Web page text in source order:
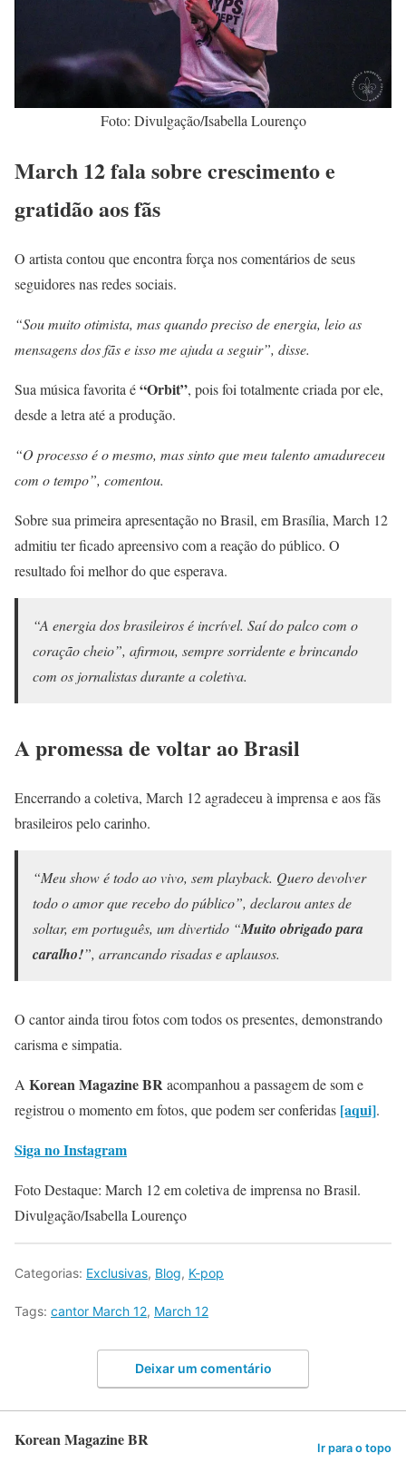
Foto: Divulgação/Isabella Lourenço
March 12 fala sobre crescimento e
gratidão aos fãs
O artista contou que encontra força nos comentários de seus
seguidores nas redes sociais.
“Sou muito otimista, mas quando preciso de energia, leio as
mensagens dos fãs e isso me ajuda a seguir”, disse.
Sua música favorita é“Orbit”, pois foi totalmente criada por ele,
desde a letra até a produção.
“O processo é o mesmo, mas sinto que meu talento amadureceu
com o tempo”, comentou.
Sobre sua primeira apresentação no Brasil, em Brasília, March 12
admitiu ter ficado apreensivo com a reação do público. O
resultado foi melhor do que esperava.
“A energia dos brasileiros é incrível. Saí do palco com o
coração cheio”, afirmou, sempre sorridente e brincando
com os jornalistas durante a coletiva.
A promessa de voltar ao Brasil
Encerrando a coletiva, March 12 agradeceu à imprensa e aos fãs
brasileiros pelo carinho.
“Meu show é todo ao vivo, sem playback. Quero devolver
todo o amor que recebo do público”, declarou antes de
soltar, em português, um divertido “Muito obrigado para
caralho!”, arrancando risadas e aplausos.
O cantor ainda tirou fotos com todos os presentes, demonstrando
carisma e simpatia.
A Korean Magazine BRacompanhou a passagem de som e
registrou o momento em fotos, que podem ser conferidas [aqui].
Siga no Instagram
Foto Destaque: March 12 em coletiva de imprensa no Brasil.
Divulgação/Isabella Lourenço
Categorias: Exclusivas, Blog, K-pop
Tags: cantor March 12, March 12
Deixar um comentário
Korean Magazine BR Ir para o topo